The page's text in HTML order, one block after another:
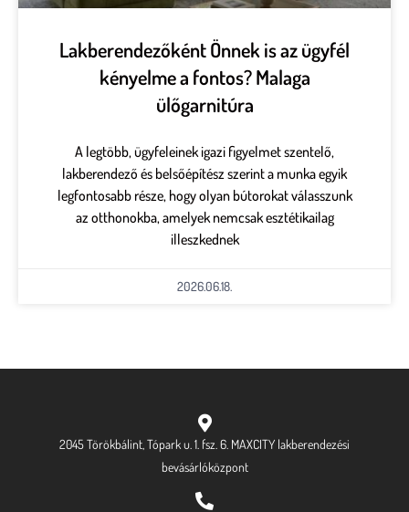
Lakberendezőként Önnek is az ügyfél
kényelme a fontos? Malaga
ülőgarnitúra
A legtöbb, ügyfeleinek igazi figyelmet szentelő,
lakberendező és belsőépítész szerint a munka egyik
legfontosabb része, hogy olyan bútorokat válasszunk
az otthonokba, amelyek nemcsak esztétikailag
illeszkednek
2026.06.18.
2045 Törökbálint, Tópark u. 1. fsz. 6. MAXCITY lakberendezési
bevásárlóközpont